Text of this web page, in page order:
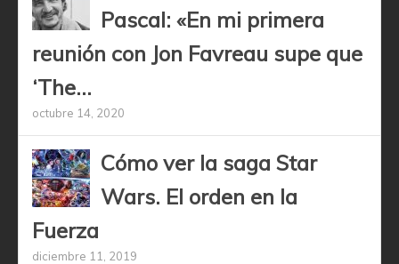
Pascal: «En mi primera
reunión con Jon Favreau supe que
‘The...
octubre 14, 2020
Cómo ver la saga Star
Wars. El orden en la
Fuerza
diciembre 11, 2019